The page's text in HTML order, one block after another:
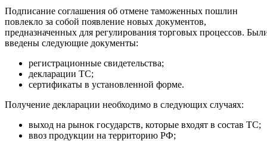
Подписание соглашения об отмене таможенных пошлин
повлекло за собой появление новых документов,
предназначенных для регулирования торговых процессов.
введены следующие документы:
регистрационные свидетельства;
декларации ТС;
сертификаты в установленной форме.
Получение декларации необходимо в следующих случаях:
выход на рынок государств, которые входят в состав ТС;
ввоз продукции на территорию РФ;